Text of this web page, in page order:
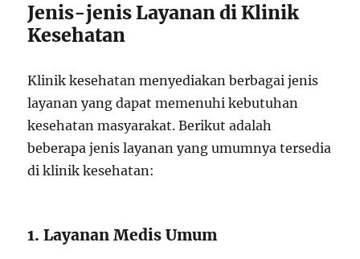
Jenis-jenis Layanan di Klinik
Kesehatan
Klinik kesehatan menyediakan berbagai jenis
layanan yang dapat memenuhi kebutuhan
kesehatan masyarakat. Berikut adalah
beberapa jenis layanan yang umumnya tersedia
di klinik kesehatan:
1. Layanan Medis Umum